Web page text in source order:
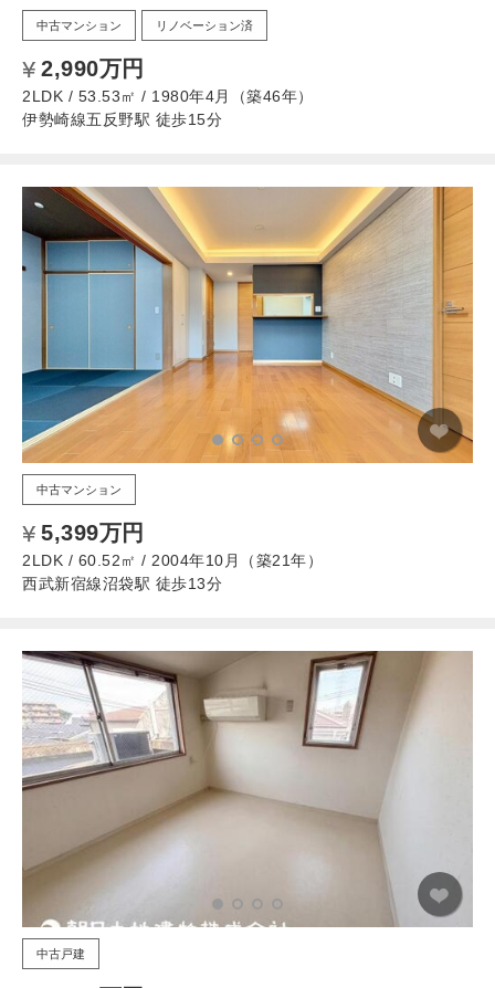
中古マンション リノベーション済
2,990万円
2LDK / 53.53㎡ / 1980年4月（築46年）
伊勢崎線五反野駅 徒歩15分
中古マンション
5,399万円
2LDK / 60.52㎡ / 2004年10月（築21年）
西武新宿線沼袋駅 徒歩13分
中古戸建